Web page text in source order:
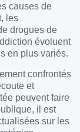
causes de
les
drogues de
évoluent
en plus variés.
confrontés
et
peuvent faire
il est
sur les